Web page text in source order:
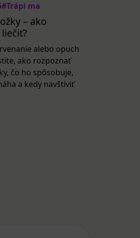
#Trápi ma
– ako
alebo opuch
ako rozpoznať
čo ho spôsobuje,
a kedy navštíviť